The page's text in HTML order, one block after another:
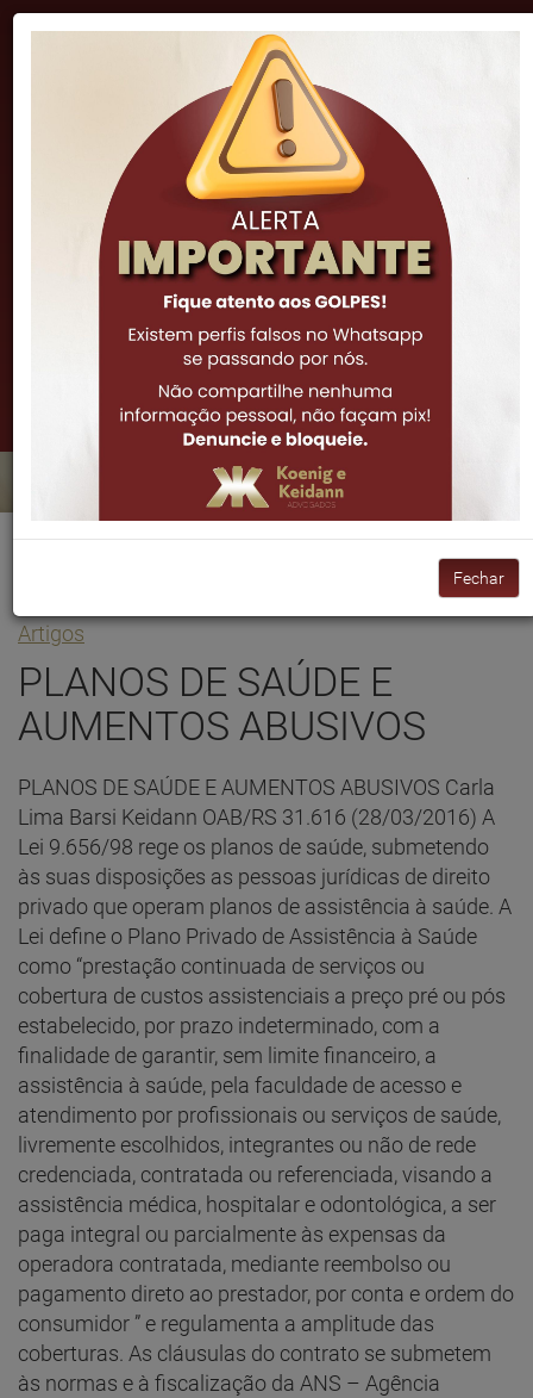
"A lei é inteligência, e sua função natural é impor o
procedimento correto e proibir a má ação."
(51) 3341-7972
(51) 3061-0252
(51) 99973-6308
Artigos
PLANOS DE SAÚDE E
AUMENTOS ABUSIVOS
PLANOS DE SAÚDE E AUMENTOS ABUSIVOS Carla
Lima Barsi Keidann OAB/RS 31.616 (28/03/2016) A
Lei 9.656/98 rege os planos de saúde, submetendo
às suas disposições as pessoas jurídicas de direito
privado que operam planos de assistência à saúde. A
Lei define o Plano Privado de Assistência à Saúde
como “prestação continuada de serviços ou
cobertura de custos assistenciais a preço pré ou pós
estabelecido, por prazo indeterminado, com a
finalidade de garantir, sem limite financeiro, a
assistência à saúde, pela faculdade de acesso e
atendimento por profissionais ou serviços de saúde,
livremente escolhidos, integrantes ou não de rede
credenciada, contratada ou referenciada, visando a
assistência médica, hospitalar e odontológica, a ser
paga integral ou parcialmente às expensas da
operadora contratada, mediante reembolso ou
pagamento direto ao prestador, por conta e ordem do
consumidor ” e regulamenta a amplitude das
coberturas. As cláusulas do contrato se submetem
às normas e à fiscalização da ANS – Agência
Fechar